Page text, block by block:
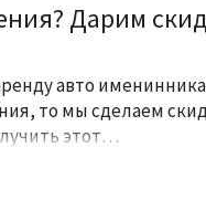
Дарим
авто
то мы сделаем
этот…